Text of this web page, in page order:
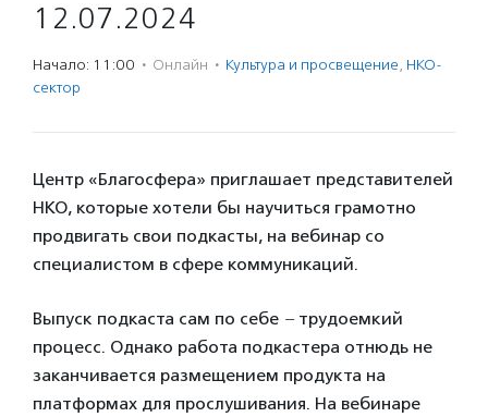
12.07.2024
Начало: 11:00 · Онлайн · Культура и просвещение, НКО-
сектор
Центр «Благосфера» приглашает представителей
НКО, которые хотели бы научиться грамотно
продвигать свои подкасты, на вебинар со
специалистом в сфере коммуникаций.
Выпуск подкаста сам по себе –трудоемкий
процесс. Однако работа подкастера отнюдь не
заканчивается размещением продукта на
платформах для прослушивания. На вебинаре